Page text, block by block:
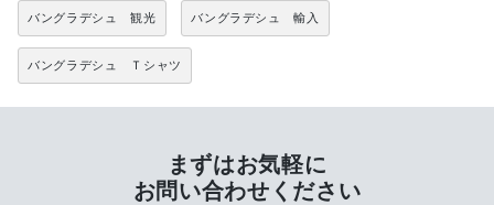
バングラデシュ 観光 バングラデシュ 輸入
バングラデシュ Ｔシャツ
まずはお気軽に
お問い合わせください